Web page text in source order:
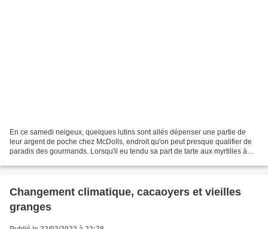
En ce samedi neigeux, quelques lutins sont allés dépenser une partie de
leur argent de poche chez McDolls, endroit qu'on peut presque qualifier de
paradis des gourmands. Lorsqu'il eu tendu sa part de tarte aux myrtilles à
Changement climatique, cacaoyers et vieilles
granges